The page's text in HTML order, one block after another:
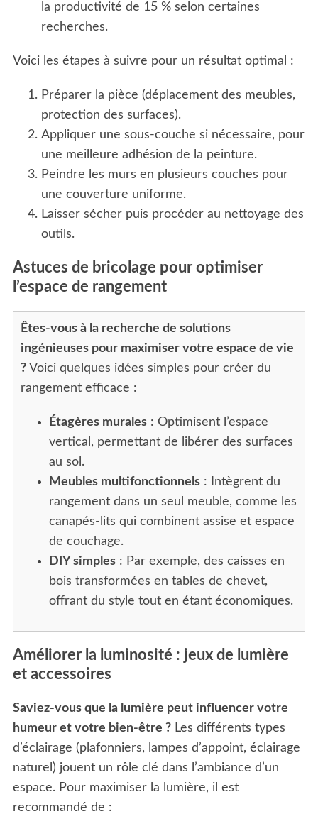
la productivité de 15 % selon certaines
recherches.
Voici les étapes à suivre pour un résultat optimal :
Préparer la pièce (déplacement des meubles,
protection des surfaces).
Appliquer une sous-couche si nécessaire, pour
une meilleure adhésion de la peinture.
Peindre les murs en plusieurs couches pour
une couverture uniforme.
Laisser sécher puis procéder au nettoyage des
outils.
Astuces de bricolage pour optimiser
l’espace de rangement
Êtes-vous à la recherche de solutions
ingénieuses pour maximiser votre espace de vie
?Voici quelques idées simples pour créer du
rangement efficace :
Étagères murales: Optimisent l’espace
vertical, permettant de libérer des surfaces
au sol.
Meubles multifonctionnels: Intègrent du
rangement dans un seul meuble, comme les
canapés-lits qui combinent assise et espace
de couchage.
DIY simples: Par exemple, des caisses en
bois transformées en tables de chevet,
offrant du style tout en étant économiques.
Améliorer la luminosité : jeux de lumière
et accessoires
Saviez-vous que la lumière peut influencer votre
humeur et votre bien-être ?Les différents types
d’éclairage (plafonniers, lampes d’appoint, éclairage
naturel) jouent un rôle clé dans l’ambiance d’un
espace. Pour maximiser la lumière, il est
recommandé de :
e
c
h
f